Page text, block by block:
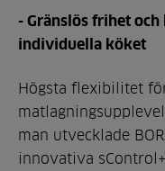
- Gränslös frihet
individuella köket
Högsta flexibilitet
man utvecklade
innovativa